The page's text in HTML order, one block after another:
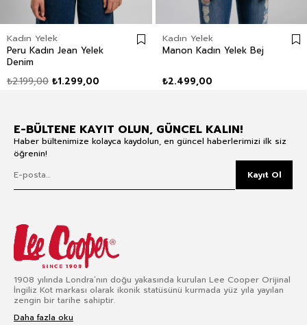
Kadın Yelek
Peru Kadın Jean Yelek
Denim
₺1.299,00
₺2.199,00
Kadın Yelek
Manon Kadın Yelek Bej
₺2.499,00
E-BÜLTENE KAYIT OLUN, GÜNCEL KALIN!
Haber bültenimize kolayca kaydolun, en güncel haberlerimizi ilk siz
öğrenin!
Kayıt Ol
1908 yılında Londra’nın doğu yakasında kurulan Lee Cooper Orijinal
İngiliz Kot markası olarak ikonik statüsünü kurmada yüz yıla yayılan
zengin bir tarihe sahiptir.
Daha fazla oku